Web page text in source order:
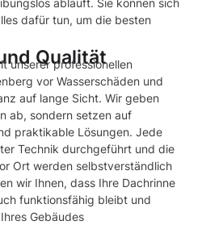
abläuft. Sie können sich
dafür tun, um die besten
Qualität
unserer professionellen
vor Wasserschäden und
auf lange Sicht. Wir geben
ab, sondern setzen auf
praktikable Lösungen. Jede
Technik durchgeführt und die
Ort werden selbstverständlich
wir Ihnen, dass Ihre Dachrinne
funktionsfähig bleibt und
Gebäudes